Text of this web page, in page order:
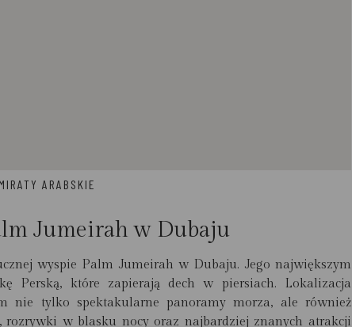
ARABSKIE
Jumeirah w Dubaju
wyspie Palm Jumeirah w Dubaju. Jego największym
Perską, które zapierają dech w piersiach. Lokalizacja
nie tylko spektakularne panoramy morza, ale również
rozrywki w blasku nocy oraz najbardziej znanych atrakcji